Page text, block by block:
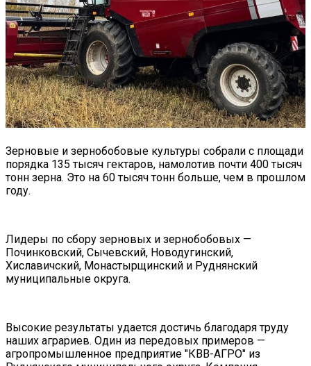
Зерновые и зернобобовые культуры собрали с площади
порядка 135 тысяч гектаров, намолотив почти 400 тысяч
тонн зерна. Это на 60 тысяч тонн больше, чем в прошлом
году.
Лидеры по сбору зерновых и зернобобовых —
Починковский, Сычевский, Новодугинский,
Хиславичский, Монастырщинский и Руднянский
муниципальные округа.
Высокие результаты удается достичь благодаря труду
наших аграриев. Один из передовых примеров —
агропромышленное предприятие "КВВ-АГРО" из